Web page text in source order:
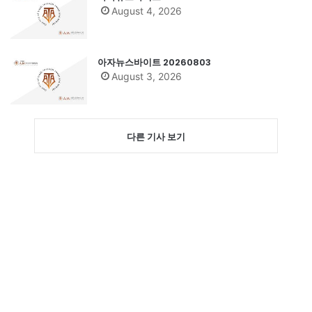
August 4, 2026
아자뉴스바이트 20260803
August 3, 2026
다른 기사 보기